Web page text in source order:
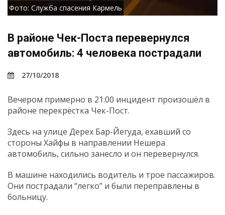
Фото: Служба спасения Кармель
В районе Чек-Поста перевернулся
автомобиль: 4 человека пострадали
27/10/2018
Вечером примерно в 21:00 инцидент произошёл в
районе перекрёстка Чек-Пост.
Здесь на улице Дерех Бар-Йегуда, ехавший со
стороны Хайфы в направлении Нешера
автомобиль, сильно занесло и он перевернулся.
В машине находились водитель и трое пассажиров.
Они пострадали “легко” и были переправлены в
больницу.